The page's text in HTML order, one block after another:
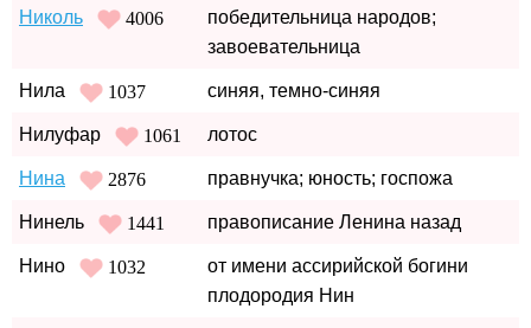
Николь 4006
победительница народов;
завоевательница
Нила 1037 синяя, темно-синяя
Нилуфар 1061 лотос
Нина 2876 правнучка; юность; госпожа
Нинель 1441 правописание Ленина назад
Нино 1032
от имени ассирийской богини
плодородия Нин